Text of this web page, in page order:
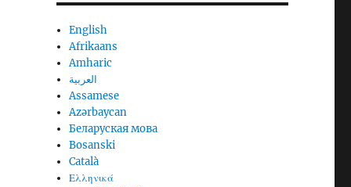
English
Afrikaans
Amharic
العربية
Assamese
Azərbaycan
Беларуская мова
Bosanski
Català
Ελληνικά